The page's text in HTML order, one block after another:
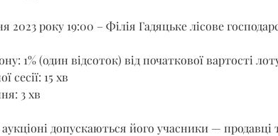
2023 року 19:00 – Філія Гадяцьке лісове
1% (один відсоток) від початкової вартості
сесії: 15 хв
3 хв
аукціоні допускаються його учасники —